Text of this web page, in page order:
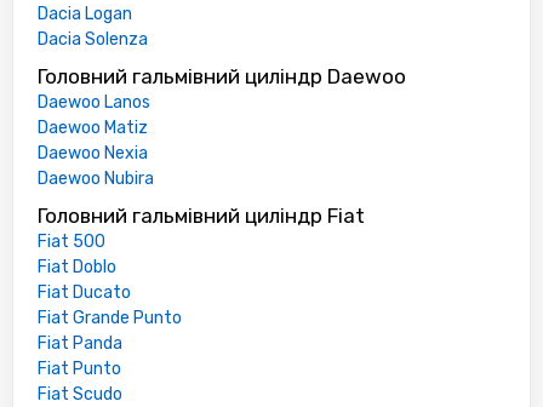
Dacia Logan
Dacia Solenza
Головний гальмівний циліндр Daewoo
Daewoo Lanos
Daewoo Matiz
Daewoo Nexia
Daewoo Nubira
Головний гальмівний циліндр Fiat
Fiat 500
Fiat Doblo
Fiat Ducato
Fiat Grande Punto
Fiat Panda
Fiat Punto
Fiat Scudo